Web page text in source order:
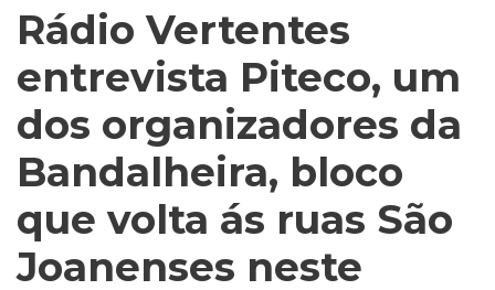
conteúdo
Rádio Vertentes
entrevista Piteco, um
dos organizadores da
Bandalheira, bloco
que volta ás ruas São
Joanenses neste